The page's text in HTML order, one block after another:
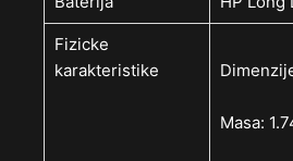
Fizicke
karakteristike
Masa: